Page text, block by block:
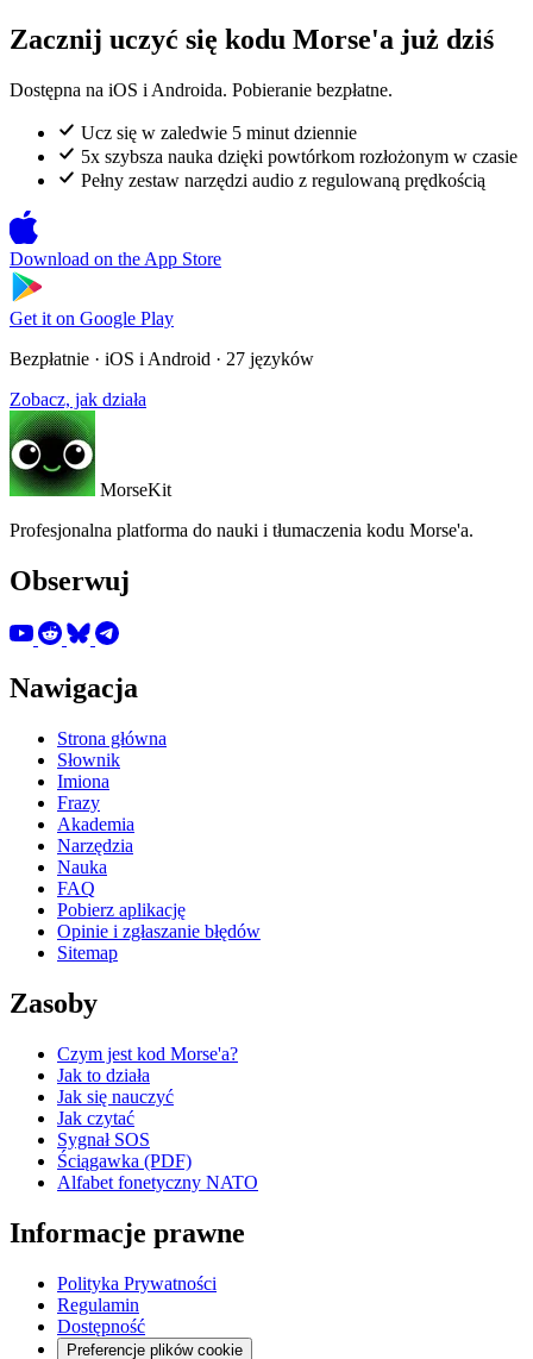
Zacznij uczyć się kodu Morse'a już dziś
Dostępna na iOS i Androida. Pobieranie bezpłatne.
Ucz się w zaledwie 5 minut dziennie
5x szybsza nauka dzięki powtórkom rozłożonym w czasie
Pełny zestaw narzędzi audio z regulowaną prędkością
Download on the App Store
Get it on Google Play
Bezpłatnie · iOS i Android · 27 języków
Zobacz, jak działa
MorseKit
Profesjonalna platforma do nauki i tłumaczenia kodu Morse'a.
Obserwuj
Nawigacja
Strona główna
Słownik
Imiona
Frazy
Akademia
Narzędzia
Nauka
FAQ
Pobierz aplikację
Opinie i zgłaszanie błędów
Sitemap
Zasoby
Czym jest kod Morse'a?
Jak to działa
Jak się nauczyć
Jak czytać
Sygnał SOS
Ściągawka (PDF)
Alfabet fonetyczny NATO
Informacje prawne
Polityka Prywatności
Regulamin
Dostępność
Preferencje plików cookie